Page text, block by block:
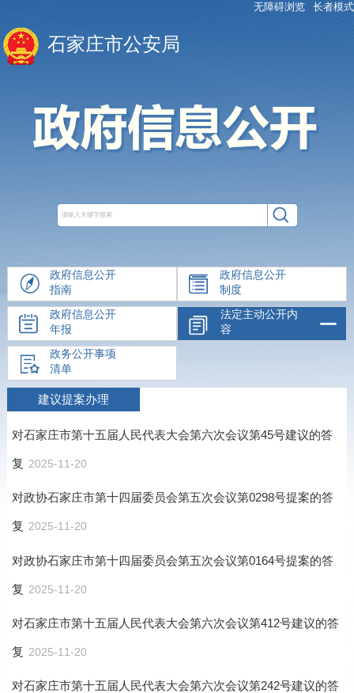
无障碍浏览 长者模式
石家庄市公安局
政府信息公开
指南
政府信息公开
制度
政府信息公开
年报
法定主动公开内
容
政务公开事项
清单
建议提案办理
对石家庄市第十五届人民代表大会第六次会议第45号建议的答
复 2025-11-20
对政协石家庄市第十四届委员会第五次会议第0298号提案的答
复 2025-11-20
对政协石家庄市第十四届委员会第五次会议第0164号提案的答
复 2025-11-20
对石家庄市第十五届人民代表大会第六次会议第412号建议的答
复 2025-11-20
对石家庄市第十五届人民代表大会第六次会议第242号建议的答